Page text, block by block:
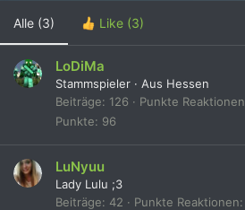
Alle (3) Like (3)
LoDiMa
Stammspieler · Aus Hessen
Beiträge
126 Punkte Reaktionen
Punkte
96
LuNyuu
Lady Lulu ;3
Beiträge
42 Punkte Reaktionen